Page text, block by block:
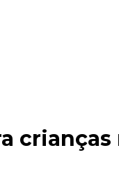
crianças